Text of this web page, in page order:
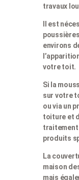
travaux
Il est
environs
votre toit.
Si la
sur votre
ou via un
toiture et
traitement
produits
La
maison
mais